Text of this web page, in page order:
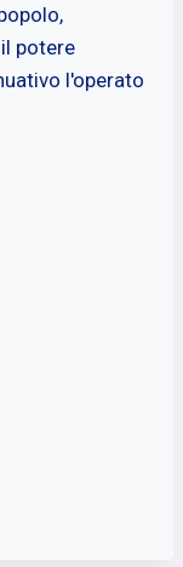
potere
l'operato